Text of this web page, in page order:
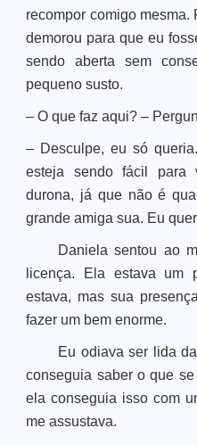
recompor comigo mesma.
demorou para que eu
sendo aberta sem
pequeno susto.
– O que faz aqui? –
– Desculpe, eu só
esteja sendo fácil para
durona, já que não é
grande amiga sua. Eu
Daniela sentou ao
licença. Ela estava um
estava, mas sua
fazer um bem enorme.
Eu odiava ser lida
conseguia saber o que
ela conseguia isso com
me assustava.